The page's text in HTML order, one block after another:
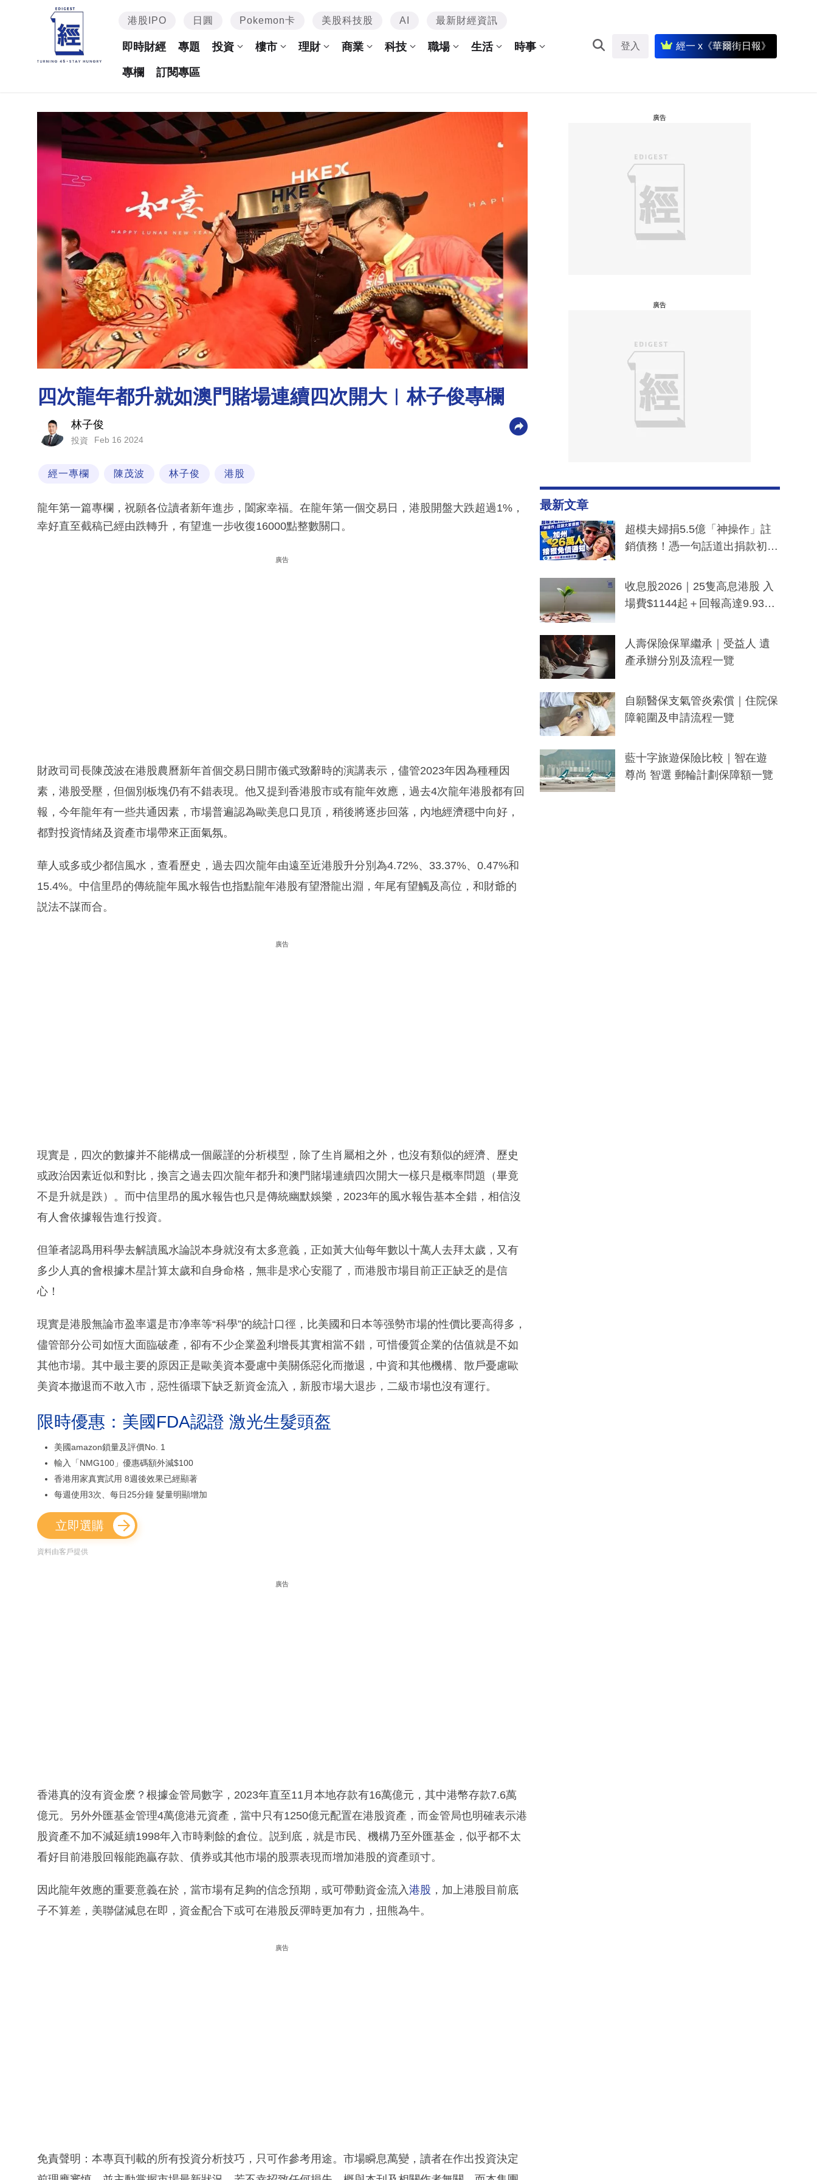
港股IPO 日圓 Pokemon卡 美股科技股 AI 最新財經資訊
即時財經 專題 投資 樓市 理財 商業 科技 職場 生活 時事
專欄 訂閱專區
登入 經一 x《華爾街日報》
四次龍年都升就如澳門賭場連續四次開大︳林子俊專欄
林子俊
投資 Feb 16 2024
經一專欄 陳茂波 林子俊 港股
龍年第一篇專欄，祝願各位讀者新年進步，闔家幸福。在龍年第一個交易日，港股開盤大跌超過1%，
幸好直至截稿已經由跌轉升，有望進一步收復16000點整數關口。
廣告
財政司司長陳茂波在港股農曆新年首個交易日開市儀式致辭時的演講表示，儘管2023年因為種種因
素，港股受壓，但個別板塊仍有不錯表現。他又提到香港股市或有龍年效應，過去4次龍年港股都有回
報，今年龍年有一些共通因素，市場普遍認為歐美息口見頂，稍後將逐步回落，內地經濟穩中向好，
都對投資情緒及資產市場帶來正面氣氛。
華人或多或少都信風水，查看歷史，過去四次龍年由遠至近港股升分別為4.72%、33.37%、0.47%和
15.4%。中信里昂的傳統龍年風水報告也指點龍年港股有望潛龍出淵，年尾有望觸及高位，和財爺的
説法不謀而合。
廣告
現實是，四次的數據并不能構成一個嚴謹的分析模型，除了生肖屬相之外，也沒有類似的經濟、歷史
或政治因素近似和對比，換言之過去四次龍年都升和澳門賭場連續四次開大一樣只是概率問題（畢竟
不是升就是跌）。而中信里昂的風水報告也只是傳統幽默娛樂，2023年的風水報告基本全錯，相信沒
有人會依據報告進行投資。
但筆者認爲用科學去解讀風水論説本身就沒有太多意義，正如黃大仙每年數以十萬人去拜太歲，又有
多少人真的會根據木星計算太歲和自身命格，無非是求心安罷了，而港股市場目前正正缺乏的是信
心！
現實是港股無論市盈率還是市净率等“科學”的統計口徑，比美國和日本等强勢市場的性價比要高得多，
儘管部分公司如恆大面臨破產，卻有不少企業盈利增長其實相當不錯，可惜優質企業的估值就是不如
其他市場。其中最主要的原因正是歐美資本憂慮中美關係惡化而撤退，中資和其他機構、散戶憂慮歐
美資本撤退而不敢入市，惡性循環下缺乏新資金流入，新股市場大退步，二級市場也沒有運行。
限時優惠：美國FDA認證 激光生髮頭盔
美國amazon鎖量及評價No. 1
輸入「NMG100」優惠碼額外減$100
香港用家真實試用 8週後效果已經顯著
每週使用3次、每日25分鐘 髮量明顯增加
立即選購
資料由客戶提供
廣告
香港真的沒有資金麽？根據金管局數字，2023年直至11月本地存款有16萬億元，其中港幣存款7.6萬
億元。另外外匯基金管理4萬億港元資產，當中只有1250億元配置在港股資產，而金管局也明確表示港
股資產不加不減延續1998年入市時剩餘的倉位。説到底，就是市民、機構乃至外匯基金，似乎都不太
看好目前港股回報能跑贏存款、債券或其他市場的股票表現而增加港股的資產頭寸。
因此龍年效應的重要意義在於，當市場有足夠的信念預期，或可帶動資金流入港股 ，加上港股目前底
子不算差，美聯儲減息在即，資金配合下或可在港股反彈時更加有力，扭熊為牛。
廣告
免責聲明：本專頁刊載的所有投資分析技巧，只可作參考用途。市場瞬息萬變，讀者在作出投資決定
廣告
廣告
最新文章
超模夫婦捐5.5億「神操作」註
銷債務！憑一句話道出捐款初
一度被誤當詐騙手段
收息股2026｜25隻高息港股 入
場費$1144起＋回報高達9.93
人壽保險保單繼承｜受益人 遺
產承辦分別及流程一覽
自願醫保支氣管炎索償｜住院保
障範圍及申請流程一覽
藍十字旅遊保險比較｜智在遊
尊尚 智選 郵輪計劃保障額一覽